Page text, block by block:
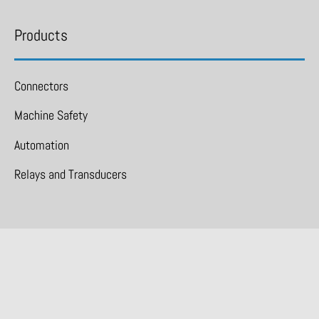
Products
Connectors
Machine Safety
Automation
Relays and Transducers